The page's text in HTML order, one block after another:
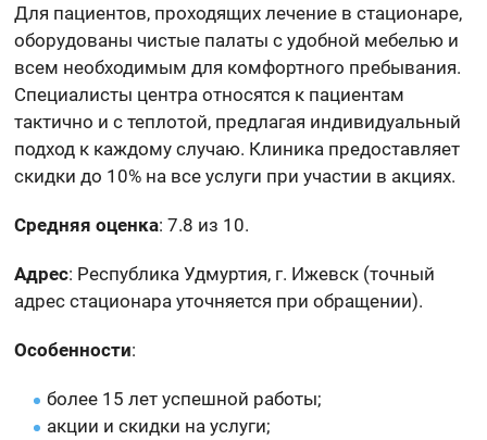
Для пациентов, проходящих лечение в стационаре,
оборудованы чистые палаты с удобной мебелью и
всем необходимым для комфортного пребывания.
Специалисты центра относятся к пациентам
тактично и с теплотой, предлагая индивидуальный
подход к каждому случаю. Клиника предоставляет
скидки до 10% на все услуги при участии в акциях.
Средняя оценка: 7.8 из 10.
Адрес: Республика Удмуртия, г. Ижевск (точный
адрес стационара уточняется при обращении).
Особенности:
более 15 лет успешной работы;
акции и скидки на услуги;